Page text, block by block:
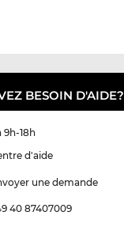
BESOIN D'AIDE?
9h-18h
d'aide
une demande
40 87407009